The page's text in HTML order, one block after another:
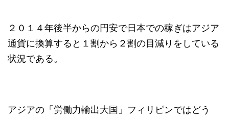
２０１４年後半からの円安で日本での稼ぎはアジア
通貨に換算すると１割から２割の目減りをしている
状況である。
アジアの「労働力輸出大国」フィリピンではどう